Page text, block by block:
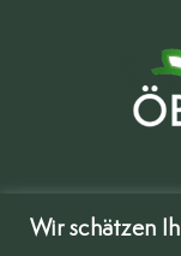
Wir schätzen